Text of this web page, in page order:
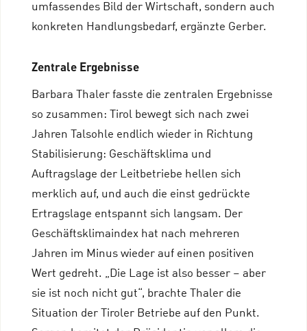
umfassendes Bild der Wirtschaft, sondern auch
konkreten Handlungsbedarf, ergänzte Gerber.
Zentrale Ergebnisse
Barbara Thaler fasste die zentralen Ergebnisse
so zusammen: Tirol bewegt sich nach zwei
Jahren Talsohle endlich wieder in Richtung
Stabilisierung: Geschäftsklima und
Auftragslage der Leitbetriebe hellen sich
merklich auf, und auch die einst gedrückte
Ertragslage entspannt sich langsam. Der
Geschäftsklimaindex hat nach mehreren
Jahren im Minus wieder auf einen positiven
Wert gedreht. „Die Lage ist also besser – aber
sie ist noch nicht gut“, brachte Thaler die
Situation der Tiroler Betriebe auf den Punkt.